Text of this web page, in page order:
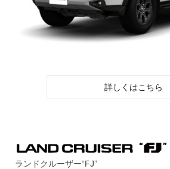
詳しくはこちら
ランドクルーザー“FJ”